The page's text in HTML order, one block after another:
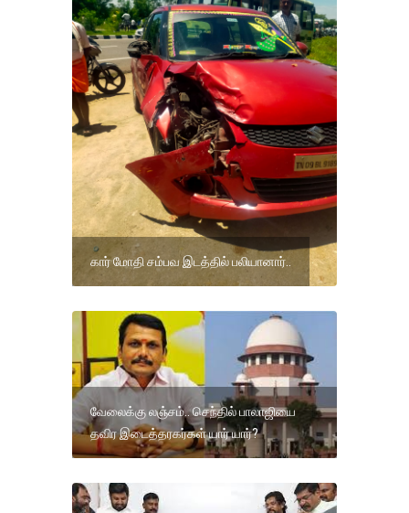
கார் மோதி சம்பவ இடத்தில் பலியானார்..
வேலைக்கு லஞ்சம்.. செந்தில் பாலாஜியை
தவிர இடைத்தரகர்கள் யார் யார்?